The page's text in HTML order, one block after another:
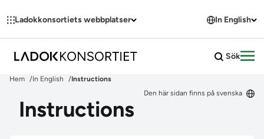
Ladokkonsortiets webbplatser In English
Sök
Hem In English
Instructions
Den här sidan finns på svenska
Instructions